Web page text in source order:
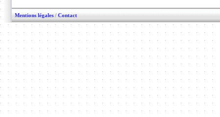
Mentions légales / Contact